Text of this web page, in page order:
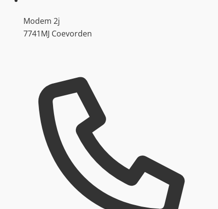
Modem 2j
7741MJ Coevorden